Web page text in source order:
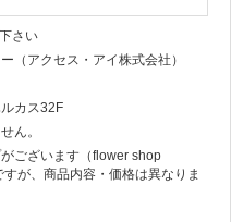
さい
（アクセス・アイ株式会社）
カス32F
ん。
ございます（flower shop
が、商品内容・価格は異なりま